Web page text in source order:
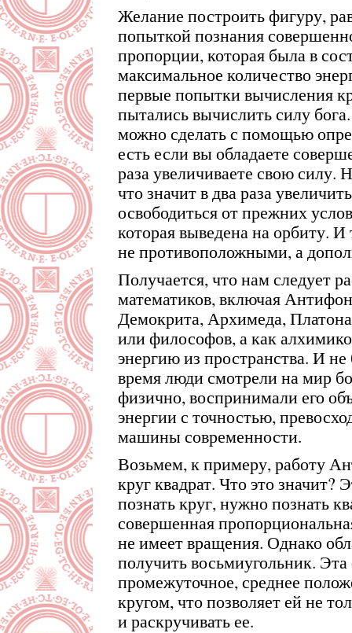
Желание построить фигуру,
попыткой познания
пропорции, которая была в
максимальное количество
первые попытки вычисления
пытались вычислить силу
можно сделать с помощью
есть если вы обладаете
раза увеличиваете свою силу.
что значит в два раза
освободиться от прежних
которая выведена на орбиту. И
не противоположными, а
Получается, что нам следует
математиков, включая
Демокрита, Архимеда,
или философов, а как
энергию из пространства. И не
время люди смотрели на мир
физично, воспринимали его
энергии с точностью,
машины современности.
Возьмем, к примеру, работу
круг квадрат. Что это значит?
познать круг, нужно познать
совершенная
не имеет вращения. Однако
получить восьмиугольник.
промежуточное, среднее
кругом, что позволяет ей не
и раскручивать ее.